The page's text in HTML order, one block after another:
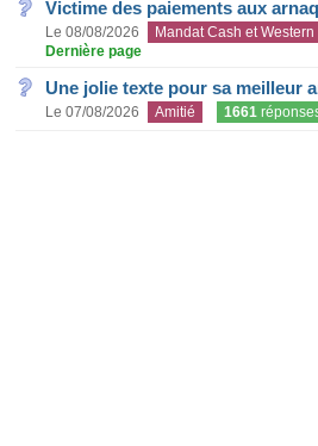
Victime des paiements aux
Le 08/08/2026 Mandat Cash et
Dernière page
Une jolie texte pour sa meilleur
Le 07/08/2026 Amitié 1661